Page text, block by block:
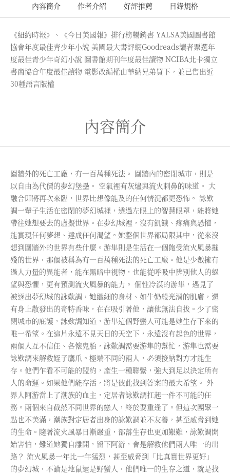
內容簡介 作者介紹 好評推薦 目錄規格
《紐約時報》、《今日美國報》排行榜暢銷書 YALSA美國圖書館
協會年度最佳青少年小說 美國最大書評網Goodreads讀者票選年
度最佳青少年奇幻小說 圖書館期刊年度最佳讀物 NCIBA北卡獨立
書商協會年度最佳讀物 電影改編權由華納兄弟買下，並已售出近
30種語言版權
內容簡介
圍牆外的死亡工廠，有一百萬種死法。 圍牆內的密閉城市，則是
以自由為代價的夢幻堡壘。 空氣裡有灰燼與流火刺鼻的味道。 大
融合即將再次來臨，世界比想像能及的任何情況都更恐怖。 詠歎
調一輩子生活在密閉的夢幻城裡，透過左眼上的智慧眼罩，能將她
帶往她想要去的虛擬世界。在夢幻城裡，沒有飢餓、疼痛與恐懼，
能實現任何夢想、達成任何渴望。她整個世界都局限其中，從來沒
想到圍牆外的世界有些什麼。游隼則是生活在一個飽受流火風暴摧
殘的世界，那個被稱為有一百萬種死法的死亡工廠。他是少數擁有
過人力量的異能者，能在黑暗中視物，也能從呼吸中辨別他人的絕
望與恐懼，更有預測流火風暴的能力。 個性冷漠的游隼，遇見了
被逐出夢幻城的詠歎調，她纖細的身材、如牛奶般光滑的肌膚，還
有身上散發出的奇特香味，在在吸引著他，讓他無法自拔。少了密
閉城市的庇護，詠歎調知道，游隼這個野蠻人可能是她生存下來的
唯一希望。在這片永遠不見天日的天空下，永遠沒有起色的世界，
兩個人互不信任、各懷鬼胎，詠歎調需要游隼的幫忙，游隼也需要
詠歎調來解救姪子鷹爪。極端不同的兩人，必須接納對方才能生
存。他們乍看不可能的盟約，產生一種聯繫，強大到足以決定所有
人的命運。如果他們能存活，將是彼此找到答案的最大希望。 外
界人阿游當上了潮族的血主，定居者詠歎調扛起一件不可能的任
務。兩個來自截然不同世界的戀人，終於要重逢了。但這次團聚一
點也不美滿，潮族對定居者出身的詠歎調並不友善，甚至威脅到她
的生命。隨著流火風暴日漸嚴重，部落生存也更加艱難，詠歎調開
始害怕，難道她獨自離開，留下阿游，會是解救他們兩人唯一的出
路？ 流火風暴一年比一年猛烈，甚至威脅到「比真實世界更好」
的夢幻城，不論是地鼠還是野蠻人，他們唯一的生存之道，就是找